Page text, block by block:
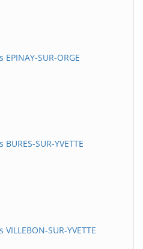
SUR-ORGE
SUR-YVETTE
SUR-YVETTE